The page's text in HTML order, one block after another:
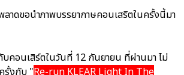
าดขอนำภาพบรรยากาษคอนเสริตในครั้งนี้มา
บคอนเสิร์ตในวันที่ 12 กันยายน ที่ผ่านมา ไม่
รั้งกับ "Re-run KLEAR Light In The